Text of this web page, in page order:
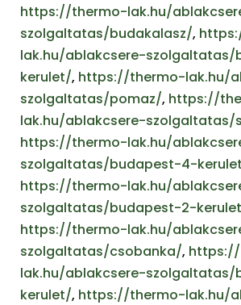
https://thermo-lak.hu/
szolgaltatas/budakalasz/,
lak.hu/ablakcsere-
kerulet/, https://thermo-lak.hu/
szolgaltatas/pomaz/, https://
lak.hu/ablakcsere-szolgaltatas/
https://thermo-lak.hu/
szolgaltatas/budapest-4-
https://thermo-lak.hu/
szolgaltatas/budapest-2-
https://thermo-lak.hu/
szolgaltatas/csobanka/,
lak.hu/ablakcsere-szolgaltatas/
kerulet/, https://thermo-lak.hu/